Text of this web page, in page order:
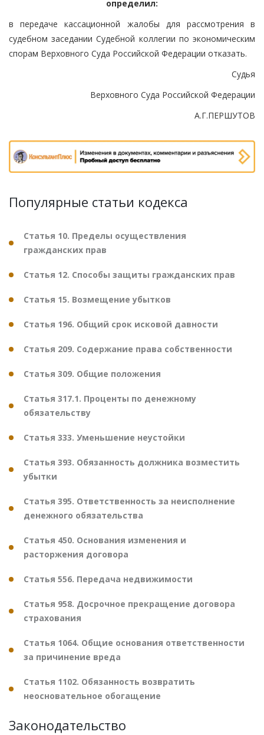
определил:
в передаче кассационной жалобы для рассмотрения в
судебном заседании Судебной коллегии по экономическим
спорам Верховного Суда Российской Федерации отказать.
Судья
Верховного Суда Российской Федерации
А.Г.ПЕРШУТОВ
Популярные статьи кодекса
Статья 10. Пределы осуществления
гражданских прав
Статья 12. Способы защиты гражданских прав
Статья 15. Возмещение убытков
Статья 196. Общий срок исковой давности
Статья 209. Содержание права собственности
Статья 309. Общие положения
Статья 317.1. Проценты по денежному
обязательству
Статья 333. Уменьшение неустойки
Статья 393. Обязанность должника возместить
убытки
Статья 395. Ответственность за неисполнение
денежного обязательства
Статья 450. Основания изменения и
расторжения договора
Статья 556. Передача недвижимости
Статья 958. Досрочное прекращение договора
страхования
Статья 1064. Общие основания ответственности
за причинение вреда
Статья 1102. Обязанность возвратить
неосновательное обогащение
Законодательство